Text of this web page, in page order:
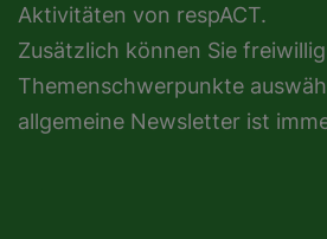
Aktivitäten von respACT.
Zusätzlich können Sie freiwillig
Themenschwerpunkte
allgemeine Newsletter ist